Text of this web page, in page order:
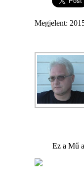
Megjelent:
Ez a Mű a